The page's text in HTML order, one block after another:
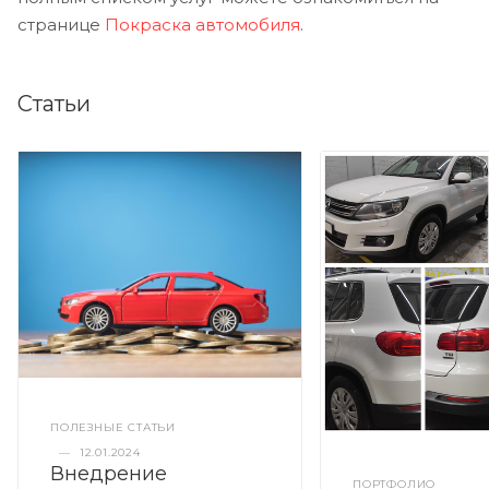
странице Покраска автомобиля.
Статьи
ПОЛЕЗНЫЕ СТАТЬИ
—
12.01.2024
Внедрение
ПОРТФОЛИО